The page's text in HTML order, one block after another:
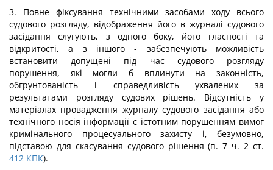
3. Повне фіксування технічними засобами ходу всього
судового розгляду, відображення його в журналі судового
засідання слугують, з одного боку, його гласності та
відкритості, а з іншого - забезпечують можливість
встановити допущені під час судового розгляду
порушення, які могли б вплинути на законність,
обгрунтованість і справедливість ухвалених за
результатами розгляду судових рішень. Відсутність у
матеріалах провадження журналу судового засідання або
технічного носія інформації є істотним порушенням вимог
кримінального процесуального захисту і, безумовно,
підставою для скасування судового рішення (п. 7 ч. 2 ст.
412 КПК).